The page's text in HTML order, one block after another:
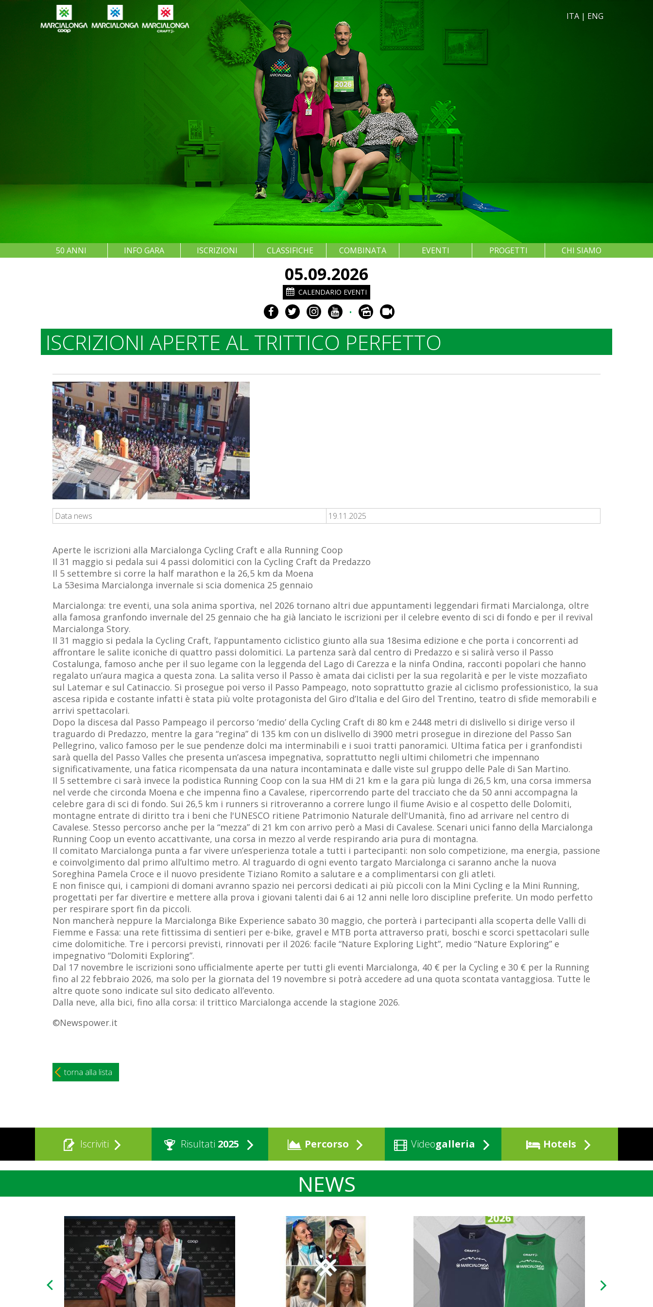
ITA | ENG
50 ANNI INFO GARA ISCRIZIONI CLASSIFICHE COMBINATA EVENTI PROGETTI CHI SIAMO
05.09.2026
CALENDARIO EVENTI
•
ISCRIZIONI APERTE AL TRITTICO PERFETTO
Data news 19.11.2025
Aperte le iscrizioni alla Marcialonga Cycling Craft e alla Running Coop
Il 31 maggio si pedala sui 4 passi dolomitici con la Cycling Craft da Predazzo
Il 5 settembre si corre la half marathon e la 26,5 km da Moena
La 53esima Marcialonga invernale si scia domenica 25 gennaio
Marcialonga: tre eventi, una sola anima sportiva, nel 2026 tornano altri due appuntamenti leggendari firmati Marcialonga, oltre
alla famosa granfondo invernale del 25 gennaio che ha già lanciato le iscrizioni per il celebre evento di sci di fondo e per il revival
Marcialonga Story.
Il 31 maggio si pedala la Cycling Craft, l’appuntamento ciclistico giunto alla sua 18esima edizione e che porta i concorrenti ad
affrontare le salite iconiche di quattro passi dolomitici. La partenza sarà dal centro di Predazzo e si salirà verso il Passo
Costalunga, famoso anche per il suo legame con la leggenda del Lago di Carezza e la ninfa Ondina, racconti popolari che hanno
regalato un’aura magica a questa zona. La salita verso il Passo è amata dai ciclisti per la sua regolarità e per le viste mozzafiato
sul Latemar e sul Catinaccio. Si prosegue poi verso il Passo Pampeago, noto soprattutto grazie al ciclismo professionistico, la sua
ascesa ripida e costante infatti è stata più volte protagonista del Giro d’Italia e del Giro del Trentino, teatro di sfide memorabili e
arrivi spettacolari.
Dopo la discesa dal Passo Pampeago il percorso ‘medio’ della Cycling Craft di 80 km e 2448 metri di dislivello si dirige verso il
traguardo di Predazzo, mentre la gara “regina” di 135 km con un dislivello di 3900 metri prosegue in direzione del Passo San
Pellegrino, valico famoso per le sue pendenze dolci ma interminabili e i suoi tratti panoramici. Ultima fatica per i granfondisti
sarà quella del Passo Valles che presenta un’ascesa impegnativa, soprattutto negli ultimi chilometri che impennano
significativamente, una fatica ricompensata da una natura incontaminata e dalle viste sul gruppo delle Pale di San Martino.
Il 5 settembre ci sarà invece la podistica Running Coop con la sua HM di 21 km e la gara più lunga di 26,5 km, una corsa immersa
nel verde che circonda Moena e che impenna fino a Cavalese, ripercorrendo parte del tracciato che da 50 anni accompagna la
celebre gara di sci di fondo. Sui 26,5 km i runners si ritroveranno a correre lungo il fiume Avisio e al cospetto delle Dolomiti,
montagne entrate di diritto tra i beni che l'UNESCO ritiene Patrimonio Naturale dell'Umanità, fino ad arrivare nel centro di
Cavalese. Stesso percorso anche per la “mezza” di 21 km con arrivo però a Masi di Cavalese. Scenari unici fanno della Marcialonga
Running Coop un evento accattivante, una corsa in mezzo al verde respirando aria pura di montagna.
Il comitato Marcialonga punta a far vivere un’esperienza totale a tutti i partecipanti: non solo competizione, ma energia, passione
e coinvolgimento dal primo all’ultimo metro. Al traguardo di ogni evento targato Marcialonga ci saranno anche la nuova
Soreghina Pamela Croce e il nuovo presidente Tiziano Romito a salutare e a complimentarsi con gli atleti.
E non finisce qui, i campioni di domani avranno spazio nei percorsi dedicati ai più piccoli con la Mini Cycling e la Mini Running,
progettati per far divertire e mettere alla prova i giovani talenti dai 6 ai 12 anni nelle loro discipline preferite. Un modo perfetto
per respirare sport fin da piccoli.
Non mancherà neppure la Marcialonga Bike Experience sabato 30 maggio, che porterà i partecipanti alla scoperta delle Valli di
Fiemme e Fassa: una rete fittissima di sentieri per e-bike, gravel e MTB porta attraverso prati, boschi e scorci spettacolari sulle
cime dolomitiche. Tre i percorsi previsti, rinnovati per il 2026: facile “Nature Exploring Light”, medio “Nature Exploring” e
impegnativo “Dolomiti Exploring”.
Dal 17 novembre le iscrizioni sono ufficialmente aperte per tutti gli eventi Marcialonga, 40 € per la Cycling e 30 € per la Running
fino al 22 febbraio 2026, ma solo per la giornata del 19 novembre si potrà accedere ad una quota scontata vantaggiosa. Tutte le
altre quote sono indicate sul sito dedicato all’evento.
Dalla neve, alla bici, fino alla corsa: il trittico Marcialonga accende la stagione 2026.
©Newspower.it
torna alla lista
Iscriviti Risultati 2025 Percorso Videogalleria Hotels
NEWS